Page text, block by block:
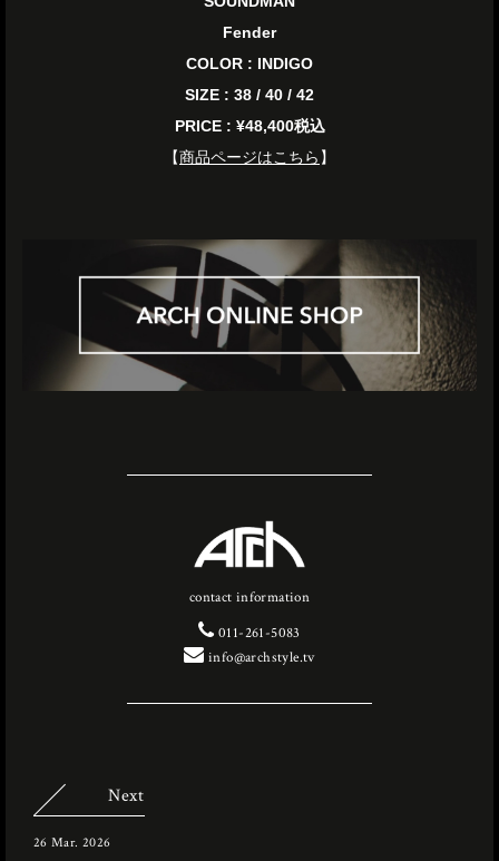
Fender
COLOR : INDIGO
SIZE : 38 / 40 / 42
PRICE : ¥48,400税込
【商品ページはこちら 】
contact information
011-261-5083
info@archstyle.tv
Next
26 Mar. 2026